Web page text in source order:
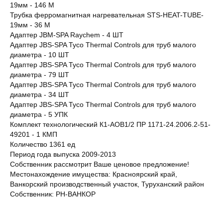
19мм - 146 М
Трубка ферромагнитная нагревательная STS-HEAT-TUBE-
19мм - 36 М
Адаптер JBM-SPA Raychem - 4 ШТ
Адаптер JBS-SPA Tyco Thermal Controls для труб малого
диаметра - 10 ШТ
Адаптер JBS-SPA Tyco Thermal Controls для труб малого
диаметра - 79 ШТ
Адаптер JBS-SPA Tyco Thermal Controls для труб малого
диаметра - 34 ШТ
Адаптер JBS-SPA Tyco Thermal Controls для труб малого
диаметра - 5 УПК
Комплект технологический К1-АОВ1/2 ПР 1171-24.2006.2-51-
49201 - 1 КМП
Количество 1361 ед
Период года выпуска 2009-2013
Собственник рассмотрит Ваше ценовое предложение!
Местонахождение имущества: Красноярский край,
Ванкорский производственный участок, Туруханский район
Собственник: РН-ВАНКОР